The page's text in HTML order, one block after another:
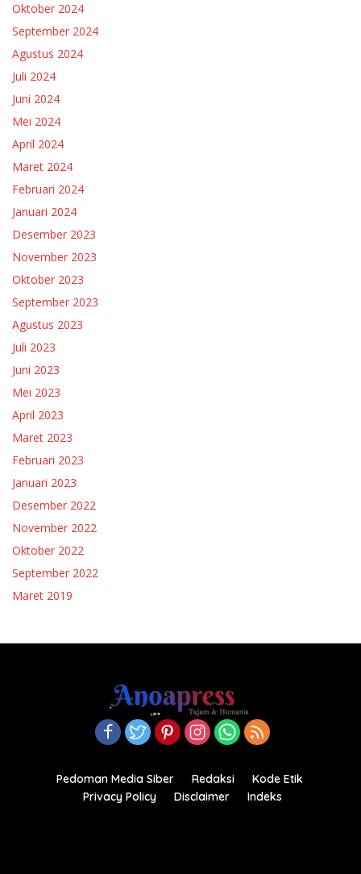
Oktober 2024
September 2024
Agustus 2024
Juli 2024
Juni 2024
Mei 2024
April 2024
Maret 2024
Februari 2024
Januari 2024
Desember 2023
November 2023
Oktober 2023
September 2023
Agustus 2023
Juli 2023
Juni 2023
Mei 2023
April 2023
Maret 2023
Februari 2023
Januari 2023
Desember 2022
November 2022
Oktober 2022
September 2022
Maret 2019
Pedoman Media Siber Redaksi
Kode Etik
Privacy Policy
Disclaimer
Indeks